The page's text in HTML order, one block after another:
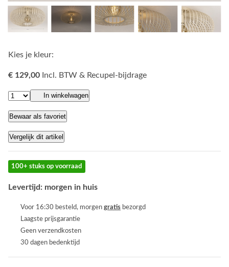
Kies je kleur:
€ 129,00 Incl. BTW & Recupel-bijdrage
In winkelwagen
Bewaar als favoriet
Vergelijk dit artikel
100+ stuks op voorraad
Levertijd: morgen in huis
Voor 16:30 besteld, morgen gratis bezorgd
Laagste prijsgarantie
Geen verzendkosten
30 dagen bedenktijd